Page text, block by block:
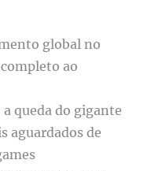
global no
ao
queda do gigante
aguardados de